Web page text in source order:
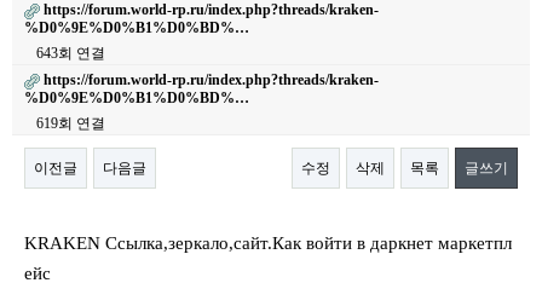
https://forum.world-rp.ru/index.php?threads/kraken-
%D0%9E%D0%B1%D0%BD%…
643회 연결
https://forum.world-rp.ru/index.php?threads/kraken-
%D0%9E%D0%B1%D0%BD%…
619회 연결
이전글 다음글 수정 삭제 목록 글쓰기
KRAKEN Ссылка,зеркало,сайт.Как войти в даркнет маркетпл
ейс